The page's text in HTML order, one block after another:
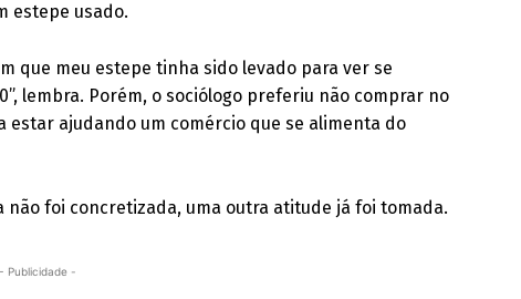
estepe usado.
que meu estepe tinha sido levado para ver se
lembra. Porém, o sociólogo preferiu não comprar no
estar ajudando um comércio que se alimenta do
foi concretizada, uma outra atitude já foi tomada.
- Publicidade -